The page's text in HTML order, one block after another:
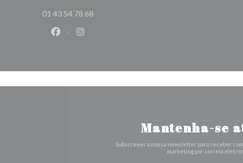
01 43 54 78 68
Facebook ((abre numa nova janela))
Mantenha-se
Subscrever a nossa newsletter para receber
marketing por correio